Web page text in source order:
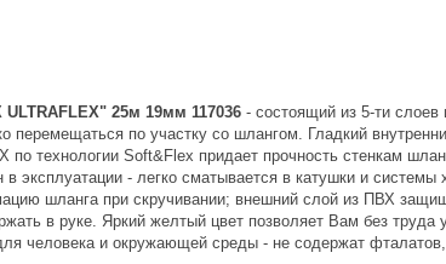
25м 19мм 117036 - состоящий из 5-ти слоев
перемещаться по участку со шлангом. Гладкий
технологии Soft&Flex придает прочность стенкам
эксплуатации - легко сматывается в катушки и
шланга при скручивании; внешний слой из ПВХ
в руке. Яркий желтый цвет позволяет Вам без
человека и окружающей среды - не содержат